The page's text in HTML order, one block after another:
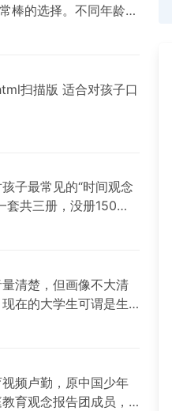
棒的选择。不同年龄的
选择不同的内容作为
门选择。
扫描版 适合对孩子口
子最常见的“时间观念
套共三册，没册150页
帮助养成自理的好习惯
立的自我管理课
清楚，但画像不大清
在的大学生可谓是生
中国人，了解中国国民
代叱咤风云的“红顶商
频卢勤，原中国少年
育观念报告团成员，